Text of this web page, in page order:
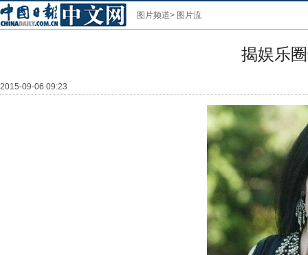
图片频道> 图片流
揭娱乐
2015-09-06 09:23